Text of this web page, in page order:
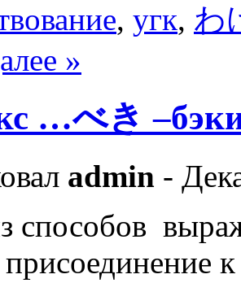
, угк, わ
»
…べき
admin -
способов
присоединение